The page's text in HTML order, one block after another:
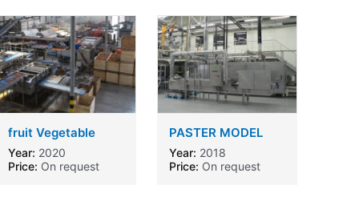
fruit Vegetable
Processing line
Haith
Year: 2020
Price: On request
PASTER MODEL
SPA 307 G
Year: 2018
Price: On request